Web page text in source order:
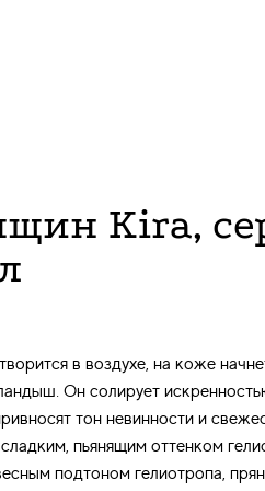
Kira,
в воздухе, на коже
Он солирует
тон невинности и
пьянящим оттенком
подтоном гелиотропа,